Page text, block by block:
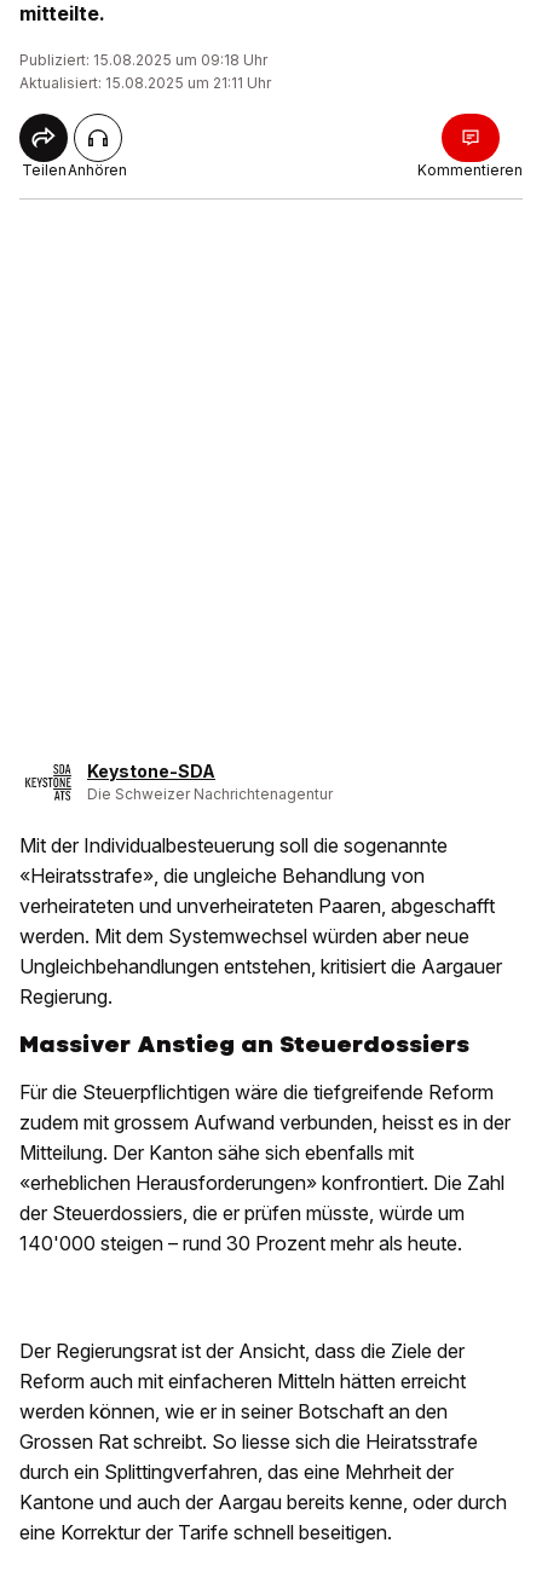
mitteilte.
Publiziert: 15.08.2025 um 09:18 Uhr
Aktualisiert: 15.08.2025 um 21:11 Uhr
TeilenAnhören Kommentieren
Keystone-SDA
Die Schweizer Nachrichtenagentur
Mit der Individualbesteuerung soll die sogenannte
«Heiratsstrafe», die ungleiche Behandlung von
verheirateten und unverheirateten Paaren, abgeschafft
werden. Mit dem Systemwechsel würden aber neue
Ungleichbehandlungen entstehen, kritisiert die Aargauer
Regierung.
Massiver Anstieg an Steuerdossiers
Für die Steuerpflichtigen wäre die tiefgreifende Reform
zudem mit grossem Aufwand verbunden, heisst es in der
Mitteilung. Der Kanton sähe sich ebenfalls mit
«erheblichen Herausforderungen» konfrontiert. Die Zahl
der Steuerdossiers, die er prüfen müsste, würde um
140'000 steigen – rund 30 Prozent mehr als heute.
Der Regierungsrat ist der Ansicht, dass die Ziele der
Reform auch mit einfacheren Mitteln hätten erreicht
werden können, wie er in seiner Botschaft an den
Grossen Rat schreibt. So liesse sich die Heiratsstrafe
durch ein Splittingverfahren, das eine Mehrheit der
Kantone und auch der Aargau bereits kenne, oder durch
eine Korrektur der Tarife schnell beseitigen.